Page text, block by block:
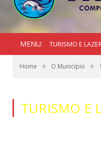
MENU: TURISMO E
Home » O Município »
TURISMO E